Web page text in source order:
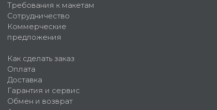
Требования к макетам
Сотрудничество
Коммерческие
предложения
Как сделать заказ
Оплата
Доставка
Гарантия и сервис
Обмен и возврат